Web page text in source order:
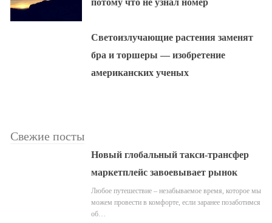
Светоизлучающие растения заменят
бра и торшеры — изобретение
американских ученых
Свежие посты
Новый глобальный такси-трансфер
маркетплейс завоевывает рынок
Любое путешествие – незабываемое время, которое мы
можем провести в комфорте, если заранее позаботимся
об…